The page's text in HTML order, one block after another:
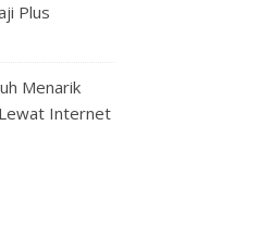
Plus
Menarik
Internet